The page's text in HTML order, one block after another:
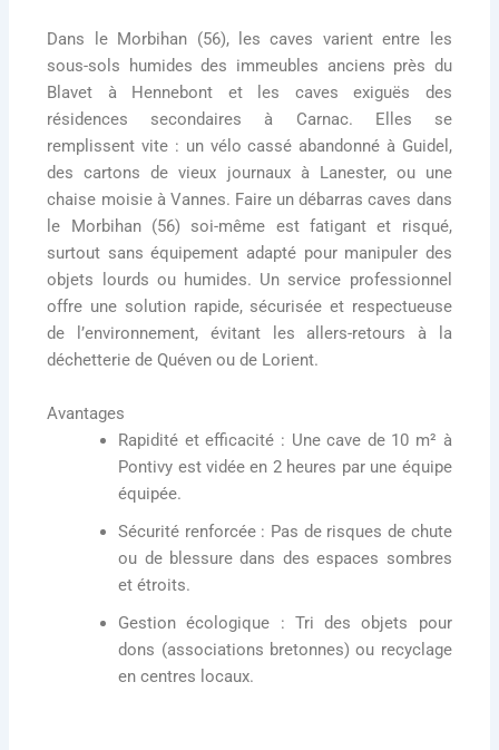
Dans le Morbihan (56), les caves varient entre les
sous-sols humides des immeubles anciens près du
Blavet à Hennebont et les caves exiguës des
résidences secondaires à Carnac. Elles se
remplissent vite : un vélo cassé abandonné à Guidel,
des cartons de vieux journaux à Lanester, ou une
chaise moisie à Vannes. Faire undébarras caves dans
le Morbihan (56) soi-même est fatigant et risqué,
surtout sans équipement adapté pour manipuler des
objets lourds ou humides. Un service professionnel
offre une solution rapide, sécurisée et respectueuse
de l’environnement, évitant les allers-retours à la
déchetterie de Quéven ou de Lorient.
Avantages
Rapidité et efficacité : Une cave de 10 m² à
Pontivy est vidée en 2 heures par une équipe
équipée.
Sécurité renforcée: Pas de risques de chute
ou de blessure dans des espaces sombres
et étroits.
Gestion écologique : Tri des objets pour
dons (associations bretonnes) ou recyclage
en centres locaux.